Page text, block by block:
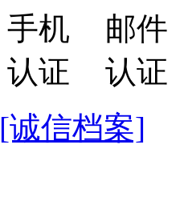
[诚信档案]